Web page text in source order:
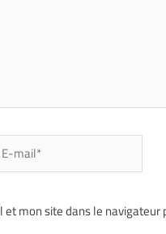
mon site dans le navigateur